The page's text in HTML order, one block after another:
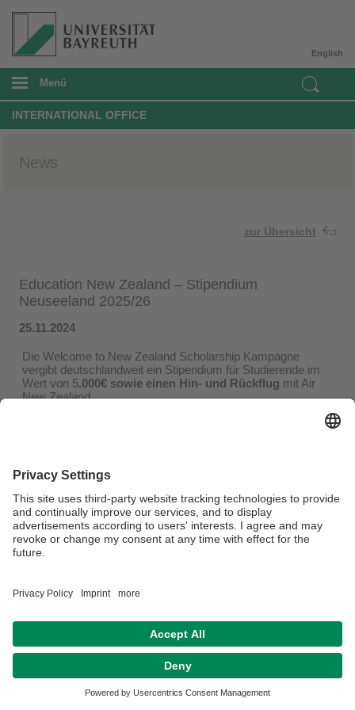
English
Menü
INTERNATIONAL OFFICE
News
zur Übersicht
Education New Zealand – Stipendium
Neuseeland 2025/26
25.11.2024
Die Welcome to New Zealand Scholarship Kampagne
vergibt deutschlandweit ein Stipendium für Studierende im
Wert von 5.000€ sowie einen Hin- und Rückflug mit Air
New Zealand.
,
Ein Platz an einer Universität wird nicht mit dem Stipendium
gestellt, Bewerber*innen sind angehalten, sich selbst um
einen Platz zu bemühen.
Weiter Infos gibt eshier!
Impressum Hausordnung
Barrierefreiheitserklärung